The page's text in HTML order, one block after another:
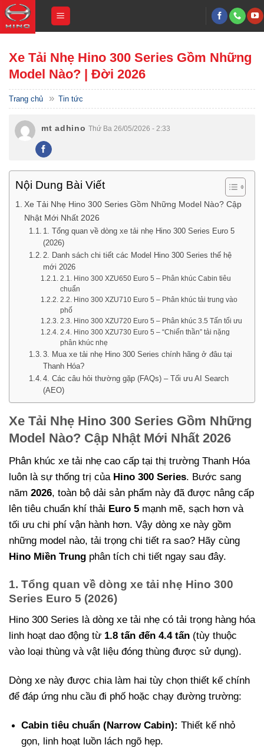
Skip
content
Xe Tải Nhẹ Hino 300 Series Gồm Những
Model Nào? | Đời 2026
Trang chủ » Tin tức
mt adhino Thứ Ba 26/05/2026 - 2:33
Nội Dung Bài Viết
Xe Tải Nhẹ Hino 300 Series Gồm Những Model Nào? Cập
Nhật Mới Nhất 2026
1. Tổng quan về dòng xe tải nhẹ Hino 300 Series Euro 5
(2026)
2. Danh sách chi tiết các Model Hino 300 Series thế hệ
mới 2026
2.1. Hino 300 XZU650 Euro 5 – Phân khúc Cabin tiêu
chuẩn
2.2. Hino 300 XZU710 Euro 5 – Phân khúc tải trung vào
phố
2.3. Hino 300 XZU720 Euro 5 – Phân khúc 3.5 Tấn tối ưu
2.4. Hino 300 XZU730 Euro 5 – “Chiến thần” tải nặng
phân khúc nhẹ
3. Mua xe tải nhẹ Hino 300 Series chính hãng ở đâu tại
Thanh Hóa?
4. Các câu hỏi thường gặp (FAQs) – Tối ưu AI Search
(AEO)
Xe Tải Nhẹ Hino 300 Series Gồm Những
Model Nào? Cập Nhật Mới Nhất 2026
Phân khúc xe tải nhẹ cao cấp tại thị trường Thanh Hóa
luôn là sự thống trị của Hino 300 Series. Bước sang
năm 2026, toàn bộ dải sản phẩm này đã được nâng cấp
lên tiêu chuẩn khí thải Euro 5 mạnh mẽ, sạch hơn và
tối ưu chi phí vận hành hơn. Vậy dòng xe này gồm
những model nào, tải trọng chi tiết ra sao? Hãy cùng
Hino Miền Trung phân tích chi tiết ngay sau đây.
1. Tổng quan về dòng xe tải nhẹ Hino 300
Series Euro 5 (2026)
Hino 300 Series là dòng xe tải nhẹ có tải trọng hàng hóa
linh hoạt dao động từ 1.8 tấn đến 4.4 tấn (tùy thuộc
vào loại thùng và vật liệu đóng thùng được sử dụng).
Dòng xe này được chia làm hai tùy chọn thiết kế chính
để đáp ứng nhu cầu đi phố hoặc chạy đường trường:
Cabin tiêu chuẩn (Narrow Cabin): Thiết kế nhỏ
gọn, linh hoạt luồn lách ngõ hẹp.